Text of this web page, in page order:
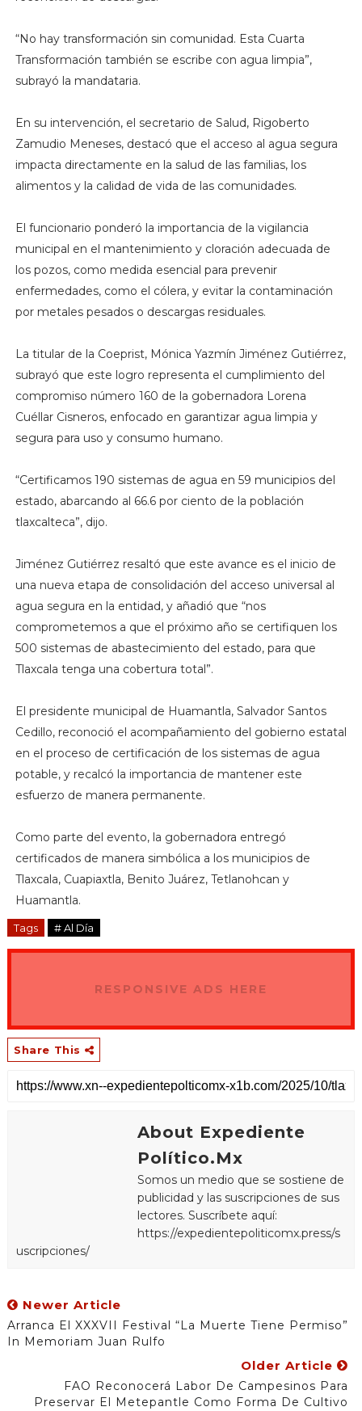
“No hay transformación sin comunidad. Esta Cuarta
Transformación también se escribe con agua limpia”,
subrayó la mandataria.
En su intervención, el secretario de Salud, Rigoberto
Zamudio Meneses, destacó que el acceso al agua segura
impacta directamente en la salud de las familias, los
alimentos y la calidad de vida de las comunidades.
El funcionario ponderó la importancia de la vigilancia
municipal en el mantenimiento y cloración adecuada de
los pozos, como medida esencial para prevenir
enfermedades, como el cólera, y evitar la contaminación
por metales pesados o descargas residuales.
La titular de la Coeprist, Mónica Yazmín Jiménez Gutiérrez,
subrayó que este logro representa el cumplimiento del
compromiso número 160 de la gobernadora Lorena
Cuéllar Cisneros, enfocado en garantizar agua limpia y
segura para uso y consumo humano.
“Certificamos 190 sistemas de agua en 59 municipios del
estado, abarcando al 66.6 por ciento de la población
tlaxcalteca”, dijo.
Jiménez Gutiérrez resaltó que este avance es el inicio de
una nueva etapa de consolidación del acceso universal al
agua segura en la entidad, y añadió que “nos
comprometemos a que el próximo año se certifiquen los
500 sistemas de abastecimiento del estado, para que
Tlaxcala tenga una cobertura total”.
El presidente municipal de Huamantla, Salvador Santos
Cedillo, reconoció el acompañamiento del gobierno estatal
en el proceso de certificación de los sistemas de agua
potable, y recalcó la importancia de mantener este
esfuerzo de manera permanente.
Como parte del evento, la gobernadora entregó
certificados de manera simbólica a los municipios de
Tlaxcala, Cuapiaxtla, Benito Juárez, Tetlanohcan y
Huamantla.
Tags # Al Día
RESPONSIVE ADS HERE
Share This
About Expediente
Político.Mx
Somos un medio que se sostiene de
publicidad y las suscripciones de sus
lectores. Suscríbete aquí:
https://expedientepoliticomx.press/s
uscripciones/
Newer Article
Arranca El XXXVII Festival “La Muerte Tiene Permiso”
In Memoriam Juan Rulfo
Older Article
FAO Reconocerá Labor De Campesinos Para
Preservar El Metepantle Como Forma De Cultivo